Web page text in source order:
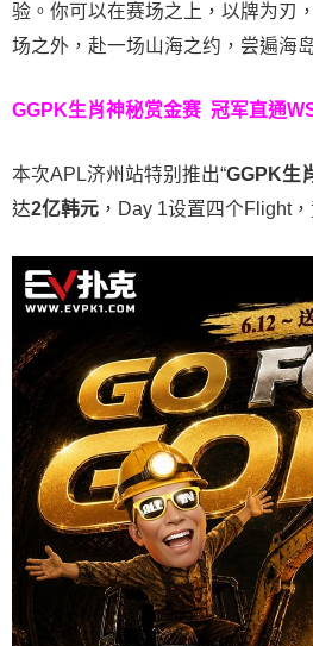
验。 你可以在赛场之上，以牌为刃
场之外，赴一场山海之约，尝遍海
GGPK生肖神秘赏金赛 冠军直通
本次APL济州站特别推出“GGPK生
达2亿韩元 ，Day 1设置四个Flight